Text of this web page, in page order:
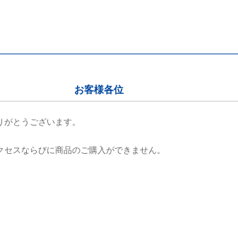
お客様各位
とうございます。
スならびに商品のご購入ができません。